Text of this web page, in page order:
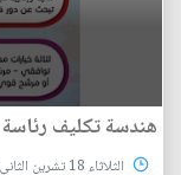
هندسة تكليف رئاسة
الثلاثاء 18 تشرين الثاني 2025